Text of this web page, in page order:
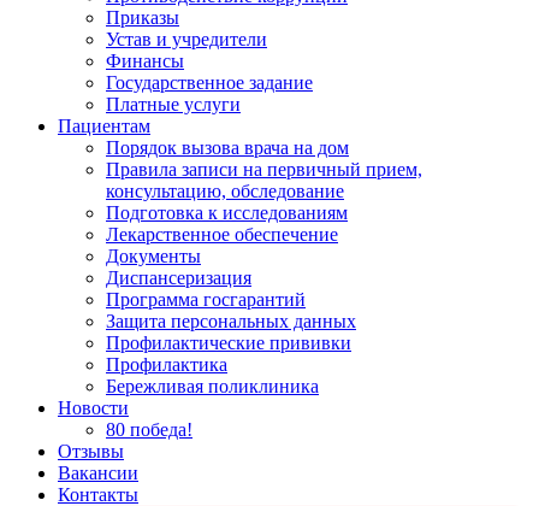
Приказы
Устав и учредители
Финансы
Государственное задание
Платные услуги
Пациентам
Порядок вызова врача на дом
Правила записи на первичный прием,
консультацию, обследование
Подготовка к исследованиям
Лекарственное обеспечение
Документы
Диспансеризация
Программа госгарантий
Защита персональных данных
Профилактические прививки
Профилактика
Бережливая поликлиника
Новости
80 победа!
Отзывы
Вакансии
Контакты